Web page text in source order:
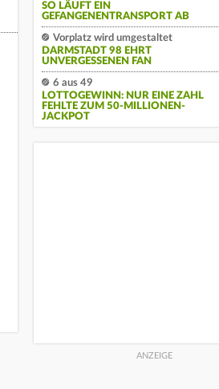
SO LÄUFT EIN
GEFANGENENTRANSPORT AB
Vorplatz wird umgestaltet
DARMSTADT 98 EHRT
UNVERGESSENEN FAN
6 aus 49
LOTTOGEWINN: NUR EINE ZAHL
FEHLTE ZUM 50-MILLIONEN-
JACKPOT